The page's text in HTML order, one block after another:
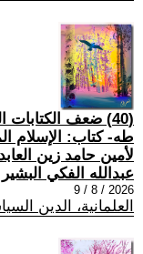
(40) ضعف
لأمين حامد زين
عبدالله الفكي البشير
2026 / 8 / 9
العلمانية، الدين